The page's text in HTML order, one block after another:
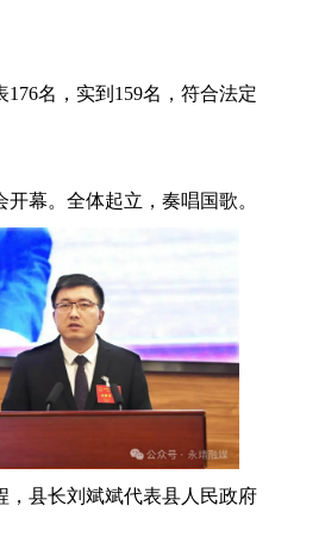
176名，实到159名，符合法定
开幕。全体起立，奏唱国歌。
，县长刘斌斌代表县人民政府